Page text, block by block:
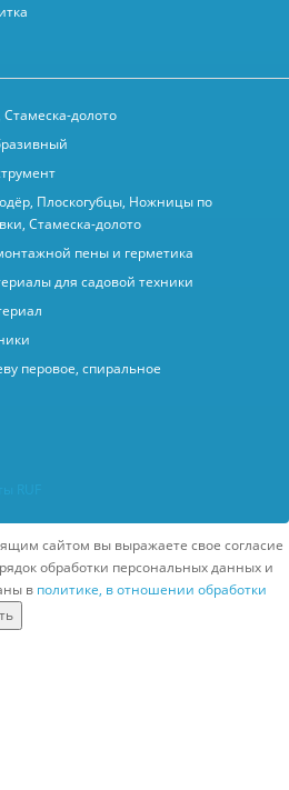
долото
Плоскогубцы, Ножницы по
Стамеска-долото
пены и герметика
для садовой техники
перовое, спиральное
сайтом вы выражаете свое согласие
обработки персональных данных и
в политике, в отношении обработки